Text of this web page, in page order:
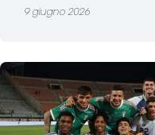
9 giugno 2026